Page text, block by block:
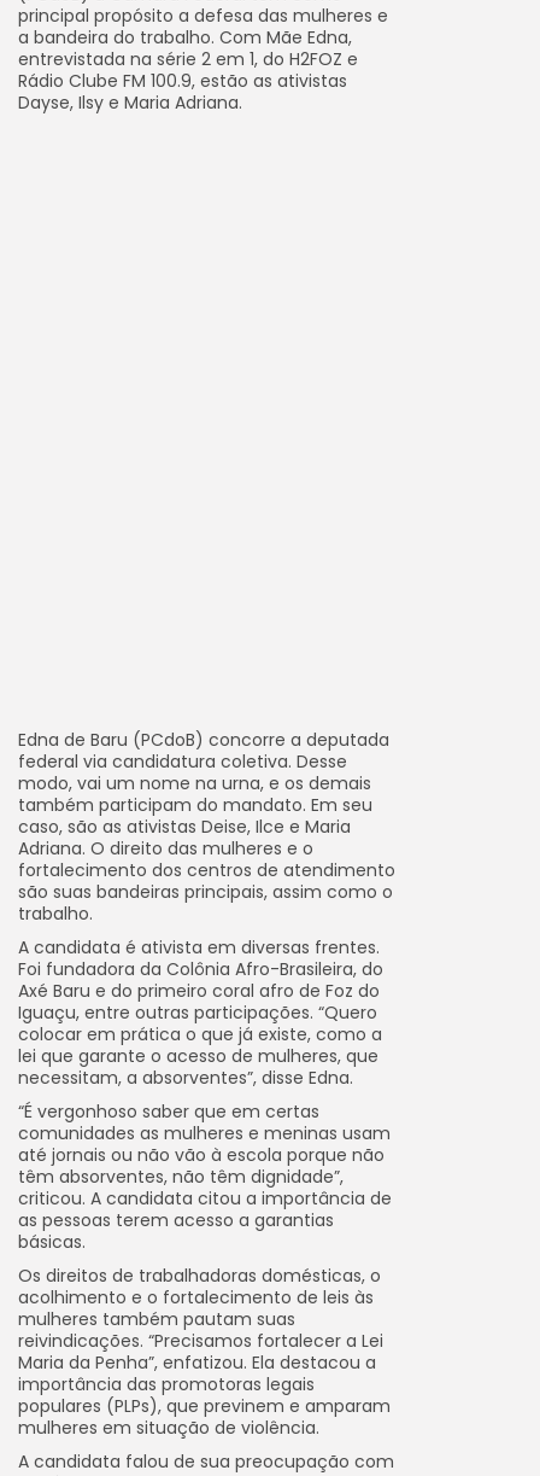
principal propósito a defesa das mulheres e
a bandeira do trabalho. Com Mãe Edna,
entrevistada na série 2 em 1, do H2FOZ e
Rádio Clube FM 100.9, estão as ativistas
Dayse, Ilsy e Maria Adriana.
Edna de Baru (PCdoB) concorre a deputada
federal via candidatura coletiva. Desse
modo, vai um nome na urna, e os demais
também participam do mandato. Em seu
caso, são as ativistas Deise, Ilce e Maria
Adriana. O direito das mulheres e o
fortalecimento dos centros de atendimento
são suas bandeiras principais, assim como o
trabalho.
A candidata é ativista em diversas frentes.
Foi fundadora da Colônia Afro-Brasileira, do
Axé Baru e do primeiro coral afro de Foz do
Iguaçu, entre outras participações. “Quero
colocar em prática o que já existe, como a
lei que garante o acesso de mulheres, que
necessitam, a absorventes”, disse Edna.
“É vergonhoso saber que em certas
comunidades as mulheres e meninas usam
até jornais ou não vão à escola porque não
têm absorventes, não têm dignidade”,
criticou. A candidata citou a importância de
as pessoas terem acesso a garantias
básicas.
Os direitos de trabalhadoras domésticas, o
acolhimento e o fortalecimento de leis às
mulheres também pautam suas
reivindicações. “Precisamos fortalecer a Lei
Maria da Penha”, enfatizou. Ela destacou a
importância das promotoras legais
populares (PLPs), que previnem e amparam
mulheres em situação de violência.
A candidata falou de sua preocupação com